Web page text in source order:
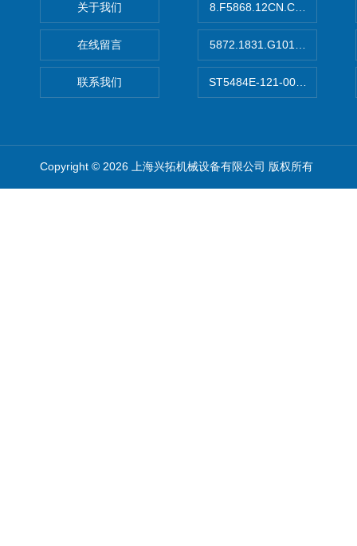
关于我们
在线留言
联系我们
8.F5868.12CN.C122德国
5872.1831.G101德国库伯勒
ST5484E-121-0032-00美国
Copyright © 2026 上海兴拓机械设备有限公司 版权所有